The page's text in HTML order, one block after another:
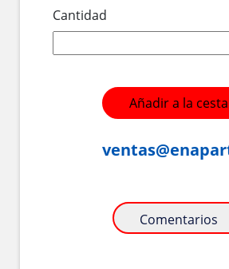
Cantidad
Añadir a la cesta
Comentarios